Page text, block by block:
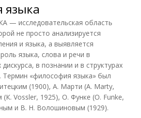
языка
исследовательская область
не просто анализируется
и языка, а выявляется
языка, слова и речи в
в познании и в структурах
Термин «философия языка» был
(1900), А. Марти (A. Marty,
Vossler, 1925), О. Функе (О. Funke,
и В. Н. Волошиновым (1929).